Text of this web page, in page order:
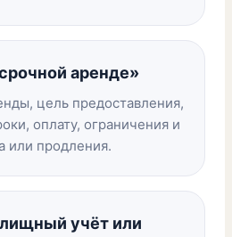
аренде»
цель предоставления,
оплату, ограничения и
или продления.
учёт или